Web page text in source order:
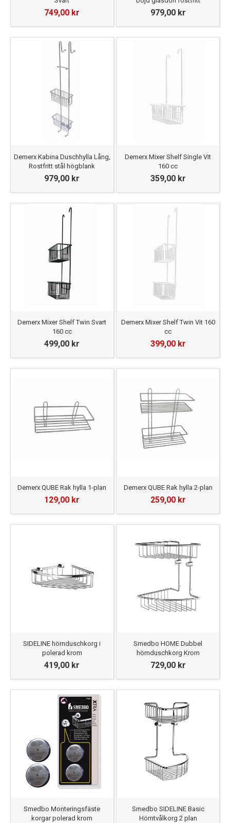
749,00 kr 979,00 kr
Demerx Kabina Duschhylla Lång,
Rostfritt stål högblank
979,00 kr
Demerx Mixer Shelf Single Vit
160 cc
359,00 kr
Demerx Mixer Shelf Twin Svart
160 cc
499,00 kr
Demerx Mixer Shelf Twin Vit 160
cc
399,00 kr
Demerx QUBE Rak hylla 1-plan
129,00 kr
Demerx QUBE Rak hylla 2-plan
259,00 kr
SIDELINE hörnduschkorg i
polerad krom
419,00 kr
Smedbo HOME Dubbel
hörnduschkorg Krom
729,00 kr
Smedbo Monteringsfäste
korgar polerad krom
Smedbo SIDELINE Basic
Hörntvålkorg 2 plan